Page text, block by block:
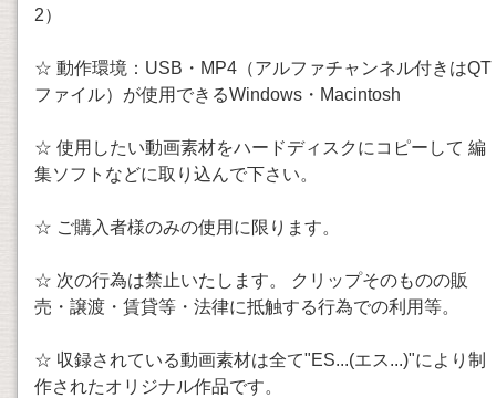
2）
☆ 動作環境：USB・MP4（アルファチャンネル付きはQT
ファイル）が使用できるWindows・Macintosh
☆ 使用したい動画素材をハードディスクにコピーして 編
集ソフトなどに取り込んで下さい。
☆ ご購入者様のみの使用に限ります。
☆ 次の行為は禁止いたします。 クリップそのものの販
売・譲渡・賃貸等・法律に抵触する行為での利用等。
☆ 収録されている動画素材は全て"ES...(エス...)"により制
作されたオリジナル作品です。